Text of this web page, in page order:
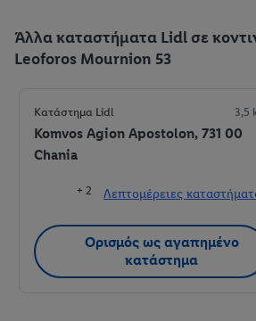
Άλλα καταστήματα Lidl σε
Leoforos Mournion 53
Κατάστημα Lidl 3,5
Komvos Agion Apostolon, 731 00
Chania
+ 2 Λεπτομέρειες
Ορισμός ως αγαπημένο
κατάστημα